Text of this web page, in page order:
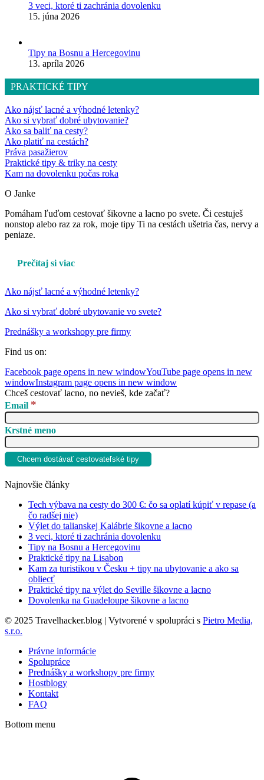
3 veci, ktoré ti zachránia dovolenku
15. júna 2026
Tipy na Bosnu a Hercegovinu
13. apríla 2026
PRAKTICKÉ TIPY
Ako nájsť lacné a výhodné letenky?
Ako si vybrať dobré ubytovanie?
Ako sa baliť na cesty?
Ako platiť na cestách?
Práva pasažierov
Praktické tipy & triky na cesty
Kam na dovolenku počas roka
O Janke
Pomáham ľuďom cestovať šikovne a lacno po svete. Či cestuješ
nonstop alebo raz za rok, moje tipy Ti na cestách ušetria čas, nervy a
peniaze.
Prečítaj si viac
Ako nájsť lacné a výhodné letenky?
Ako si vybrať dobré ubytovanie vo svete?
Prednášky a workshopy pre firmy
Find us on:
Facebook page opens in new windowYouTube page opens in new
windowInstagram page opens in new window
Chceš cestovať lacno, no nevieš, kde začať?
Email *
Krstné meno
Najnovšie články
Tech výbava na cesty do 300 €: čo sa oplatí kúpiť v repase (a
čo radšej nie)
Výlet do talianskej Kalábrie šikovne a lacno
3 veci, ktoré ti zachránia dovolenku
Tipy na Bosnu a Hercegovinu
Praktické tipy na Lisabon
Kam za turistikou v Česku + tipy na ubytovanie a ako sa
obliecť
Praktické tipy na výlet do Seville šikovne a lacno
Dovolenka na Guadeloupe šikovne a lacno
© 2025 Travelhacker.blog | Vytvorené v spolupráci s Pietro Media,
s.r.o.
Právne informácie
Spolupráce
Prednášky a workshopy pre firmy
Hostblogy
Kontakt
FAQ
Bottom menu